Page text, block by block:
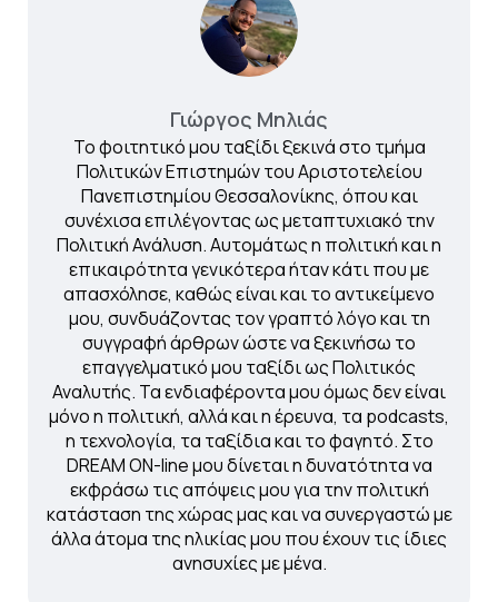
Γιώργος Μηλιάς
Το φοιτητικό μου ταξίδι ξεκινά στο τμήμα
Πολιτικών Επιστημών του Αριστοτελείου
Πανεπιστημίου Θεσσαλονίκης, όπου και
συνέχισα επιλέγοντας ως μεταπτυχιακό την
Πολιτική Ανάλυση. Αυτομάτως η πολιτική και η
επικαιρότητα γενικότερα ήταν κάτι που με
απασχόλησε, καθώς είναι και το αντικείμενο
μου, συνδυάζοντας τον γραπτό λόγο και τη
συγγραφή άρθρων ώστε να ξεκινήσω το
επαγγελματικό μου ταξίδι ως Πολιτικός
Αναλυτής. Τα ενδιαφέροντα μου όμως δεν είναι
μόνο η πολιτική, αλλά και η έρευνα, τα podcasts,
η τεχνολογία, τα ταξίδια και το φαγητό. Στο
DREAM ON-line μου δίνεται η δυνατότητα να
εκφράσω τις απόψεις μου για την πολιτική
κατάσταση της χώρας μας και να συνεργαστώ με
άλλα άτομα της ηλικίας μου που έχουν τις ίδιες
ανησυχίες με μένα.